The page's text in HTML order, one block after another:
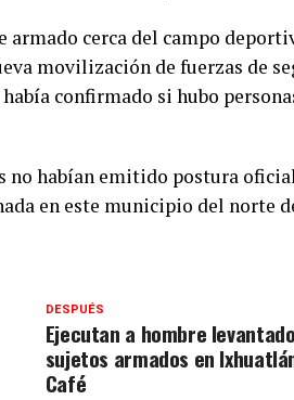
armado cerca del campo
movilización de fuerzas de
confirmado si hubo
habían emitido postura
en este municipio del norte
DESPUÉS
Ejecutan a hombre
sujetos armados en
Café